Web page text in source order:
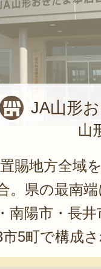
JA山形
山
賜地方全域
。県の最南
南陽市・長
5町で構成
・飯豊山地